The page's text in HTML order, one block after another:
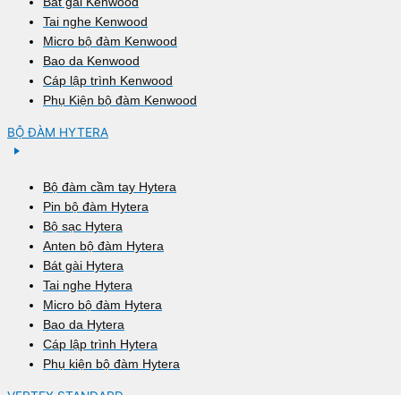
Tai nghe Kenwood
Micro bộ đàm Kenwood
Bao da Kenwood
Cáp lập trình Kenwood
Phụ Kiện bộ đàm Kenwood
BỘ ĐÀM HYTERA
Bộ đàm cầm tay Hytera
Pin bộ đàm Hytera
Bộ sạc Hytera
Anten bộ đàm Hytera
Bát gài Hytera
Tai nghe Hytera
Micro bộ đàm Hytera
Bao da Hytera
Cáp lập trình Hytera
Phụ kiện bộ đàm Hytera